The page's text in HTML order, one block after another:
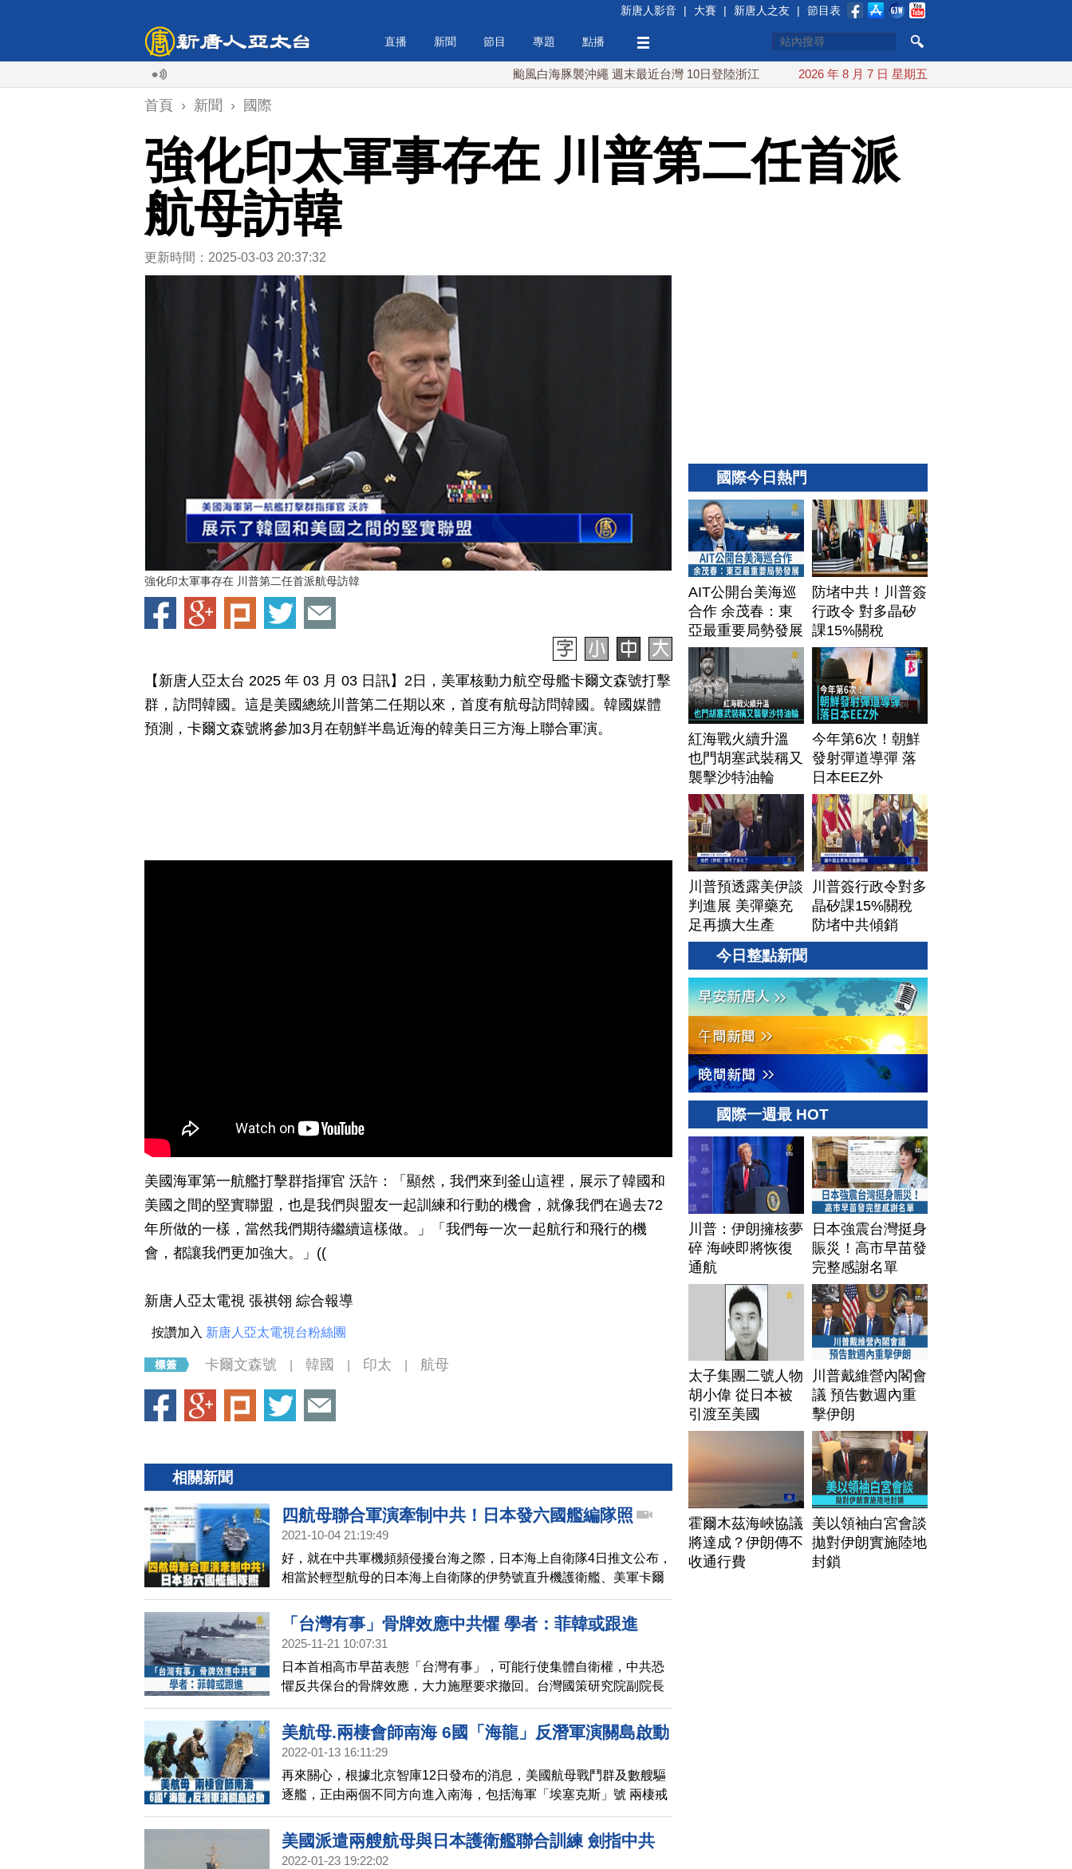
新唐人影音 | 大賽 | 新唐人之友 | 節目表
直播 新聞 節目 專題 點播
颱風白海豚襲沖繩 週末最近台灣 10日登陸浙江 川普預透露美伊談判進展 美彈藥充足再擴大生產
2026 年 8 月 7 日 星期五
首頁 › 新聞 › 國際
強化印太軍事存在 川普第二任首派
航母訪韓
更新時間：2025-03-03 20:37:32
強化印太軍事存在 川普第二任首派航母訪韓
【新唐人亞太台 2025 年 03 月 03 日訊】2日，美軍核動力航空母艦卡爾文森號打擊
群，訪問韓國。這是美國總統川普第二任期以來，首度有航母訪問韓國。韓國媒體
預測，卡爾文森號將參加3月在朝鮮半島近海的韓美日三方海上聯合軍演。
美國海軍第一航艦打擊群指揮官 沃許：「顯然，我們來到釜山這裡，展示了韓國和
美國之間的堅實聯盟，也是我們與盟友一起訓練和行動的機會，就像我們在過去72
年所做的一樣，當然我們期待繼續這樣做。」「我們每一次一起航行和飛行的機
會，都讓我們更加強大。」((
新唐人亞太電視 張祺翎 綜合報導
按讚加入 新唐人亞太電視台粉絲團
卡爾文森號 韓國 印太 航母
相關新聞
四航母聯合軍演牽制中共！日本發六國艦編隊照
2021-10-04 21:19:49
好，就在中共軍機頻頻侵擾台海之際，日本海上自衛隊4日推文公布，
相當於輕型航母的日本海上自衛隊的伊勢號直升機護衛艦、美軍卡爾
文森號航母、雷根號航母，和英國女王號航空母艦，10月2日、3日在
西太平洋聯合訓練後， 進行多國航母編隊航行。包括加拿大、紐西
蘭、荷蘭，都派出艦艇參加。日媒產經新聞指出，用意是在牽制擴大
「台灣有事」骨牌效應中共懼 學者：菲韓或跟進
2025-11-21 10:07:31
日本首相高市早苗表態「台灣有事」，可能行使集體自衛權，中共恐
懼反共保台的骨牌效應，大力施壓要求撤回。台灣國策研究院副院長
郭育仁表示，日方不會撤回，後續菲律賓、南韓也可能跟進。只要讓
中共清楚知道，它沒有辦法完全封鎖台灣，就會打消武力犯台的念
頭。
美航母.兩棲會師南海 6國「海龍」反潛軍演關島啟動
2022-01-13 16:11:29
再來關心，根據北京智庫12日發布的消息，美國航母戰鬥群及數艘驅
逐艦，正由兩個不同方向進入南海，包括海軍「埃塞克斯」號 兩棲戒
備群，11日深夜經麻六甲海峽 進入南海，還有2艘驅逐艦「奧凱恩」
號以及「墨菲」號，也正隨兩棲編隊一同行動。衛星影像(Planet)顯
示，「卡爾文森」號航母打擊群，也在同天出現在 東馬來西亞附近海
美國派遣兩艘航母與日本護衛艦聯合訓練 劍指中共
2022-01-23 19:22:02
國際今日熱門
AIT公開台美海巡
合作 余茂春：東
亞最重要局勢發展
防堵中共！川普簽
行政令 對多晶矽
課15%關稅
紅海戰火續升溫
也門胡塞武裝稱又
襲擊沙特油輪
今年第6次！朝鮮
發射彈道導彈 落
日本EEZ外
川普預透露美伊談
判進展 美彈藥充
足再擴大生產
川普簽行政令對多
晶矽課15%關稅
防堵中共傾銷
今日整點新聞
國際一週最 HOT
川普：伊朗擁核夢
碎 海峽即將恢復
通航
日本強震台灣挺身
賑災！高市早苗發
完整感謝名單
太子集團二號人物
胡小偉 從日本被
引渡至美國
川普戴維營內閣會
議 預告數週內重
擊伊朗
霍爾木茲海峽協議
將達成？伊朗傳不
收通行費
美以領袖白宮會談
拋對伊朗實施陸地
封鎖